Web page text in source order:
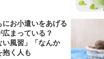
にお小遣いをあげる
広まっている？
い風習」「なんか
抱く人も